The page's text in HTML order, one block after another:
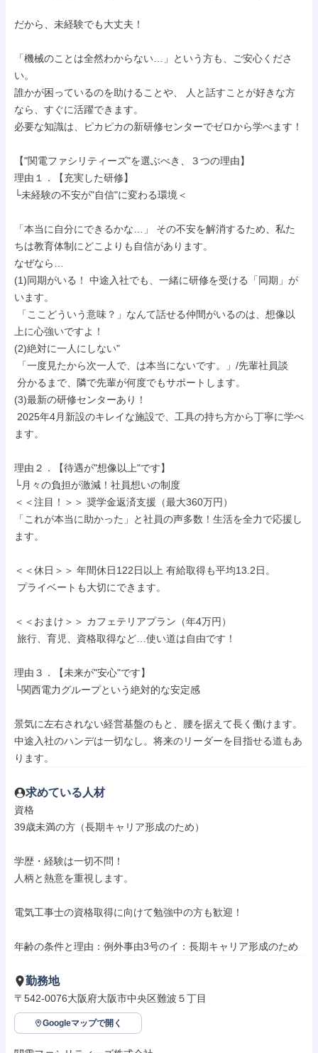
だから、未経験でも大丈夫！
「機械のことは全然わからない…」という方も、ご安心くださ
い。
誰かが困っているのを助けることや、 人と話すことが好きな方
なら、すぐに活躍できます。
必要な知識は、ピカピカの新研修センターでゼロから学べます！
【"関電ファシリティーズ"を選ぶべき、３つの理由】
理由１．【充実した研修】
└未経験の不安が"自信"に変わる環境＜
「本当に自分にできるかな…」 その不安を解消するため、私た
ちは教育体制にどこよりも自信があります。
なぜなら…
(1)同期がいる！ 中途入社でも、一緒に研修を受ける「同期」が
います。
上に心強いですよ！
(2)絶対に一人にしない"
(3)最新の研修センターあり！
ます。
理由２．【待遇が"想像以上"です】
└月々の負担が激減！社員想いの制度
＜＜注目！＞＞ 奨学金返済支援（最大360万円）
「これが本当に助かった」と社員の声多数！生活を全力で応援し
ます。
＜＜休日＞＞ 年間休日122日以上 有給取得も平均13.2日。
＜＜おまけ＞＞ カフェテリアプラン（年4万円）
理由３．【未来が"安心"です】
└関西電力グループという絶対的な安定感
景気に左右されない経営基盤のもと、腰を据えて長く働けます。
中途入社のハンデは一切なし。将来のリーダーを目指せる道もあ
ります。
求めている人材
資格
39歳未満の方（長期キャリア形成のため）
学歴・経験は一切不問！
人柄と熱意を重視します。
電気工事士の資格取得に向けて勉強中の方も歓迎！
年齢の条件と理由：例外事由3号のイ：長期キャリア形成のため
勤務地
〒542-0076大阪府大阪市中央区難波５丁目
Googleマップで開く